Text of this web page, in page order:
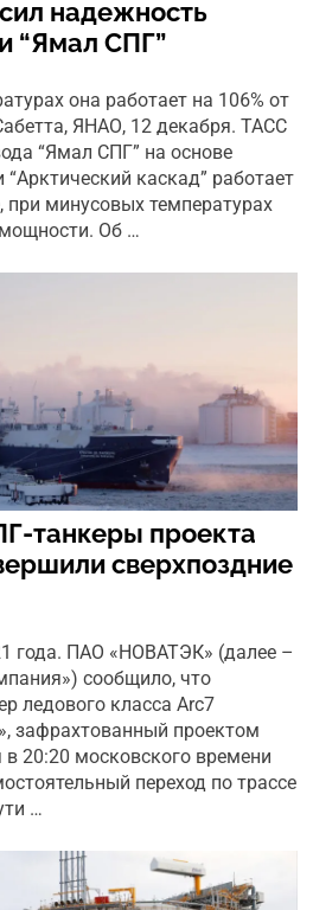
надежность
“Ямал СПГ”
она работает на 106% от
ЯНАО, 12 декабря. ТАСС
“Ямал СПГ” на основе
“Арктический каскад” работает
минусовых температурах
Об …
танкеры проекта
сверхпоздние
года. ПAO «НОВАТЭК» (далее –
сообщило, что
ледового класса Arc7
зафрахтованный проектом
20:20 московского времени
переход по трассе
…